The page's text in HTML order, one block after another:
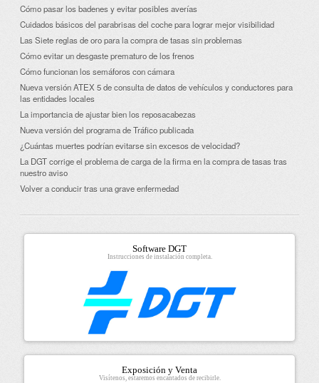
Cómo pasar los badenes y evitar posibles averías
Cuidados básicos del parabrisas del coche para lograr mejor visibilidad
Las Siete reglas de oro para la compra de tasas sin problemas
Cómo evitar un desgaste prematuro de los frenos
Cómo funcionan los semáforos con cámara
Nueva versión ATEX 5 de consulta de datos de vehículos y conductores para
las entidades locales
La importancia de ajustar bien los reposacabezas
Nueva versión del programa de Tráfico publicada
¿Cuántas muertes podrían evitarse sin excesos de velocidad?
La DGT corrige el problema de carga de la firma en la compra de tasas tras
nuestro aviso
Volver a conducir tras una grave enfermedad
Software DGT
Instrucciones de instalación completa.
Exposición y Venta
Visítenos, estaremos encantados de recibirle.